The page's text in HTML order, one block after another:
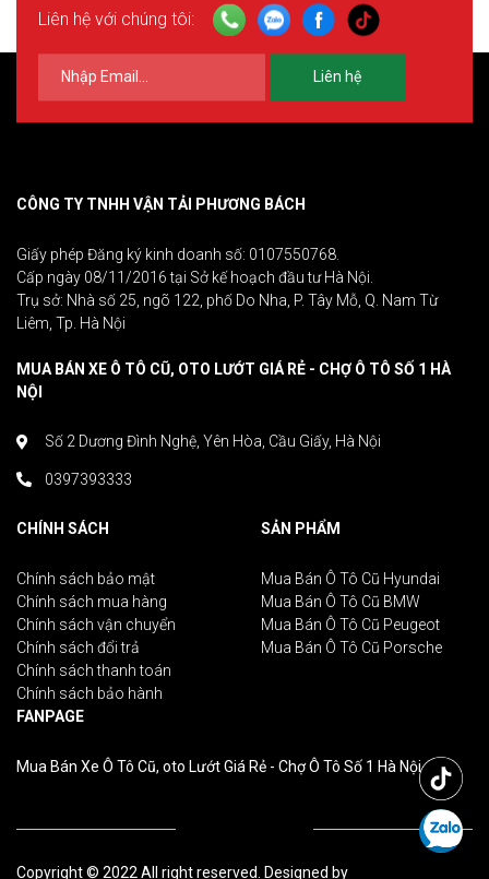
Liên hệ với chúng tôi:
Liên hệ
CÔNG TY TNHH VẬN TẢI PHƯƠNG BÁCH
Giấy phép Đăng ký kinh doanh số: 0107550768.
Cấp ngày 08/11/2016 tại Sở kế hoạch đầu tư Hà Nội.
Trụ sở: Nhà số 25, ngõ 122, phố Do Nha, P. Tây Mỗ, Q. Nam Từ
Liêm, Tp. Hà Nội
MUA BÁN XE Ô TÔ CŨ, OTO LƯỚT GIÁ RẺ - CHỢ Ô TÔ SỐ 1 HÀ
NỘI
Số 2 Dương Đình Nghệ, Yên Hòa, Cầu Giấy, Hà Nội
0397393333
CHÍNH SÁCH
Chính sách bảo mật
Chính sách mua hàng
Chính sách vận chuyển
Chính sách đổi trả
Chính sách thanh toán
Chính sách bảo hành
SẢN PHẨM
Mua Bán Ô Tô Cũ Hyundai
Mua Bán Ô Tô Cũ BMW
Mua Bán Ô Tô Cũ Peugeot
Mua Bán Ô Tô Cũ Porsche
FANPAGE
Mua Bán Xe Ô Tô Cũ, oto Lướt Giá Rẻ - Chợ Ô Tô Số 1 Hà Nội
Copyright © 2022 All right reserved. Designed by